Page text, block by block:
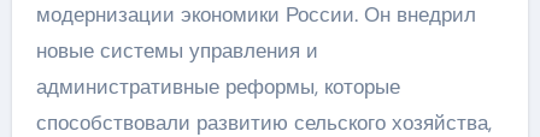
модернизации экономики России. Он внедрил
новые системы управления и
административные реформы, которые
способствовали развитию сельского хозяйства,